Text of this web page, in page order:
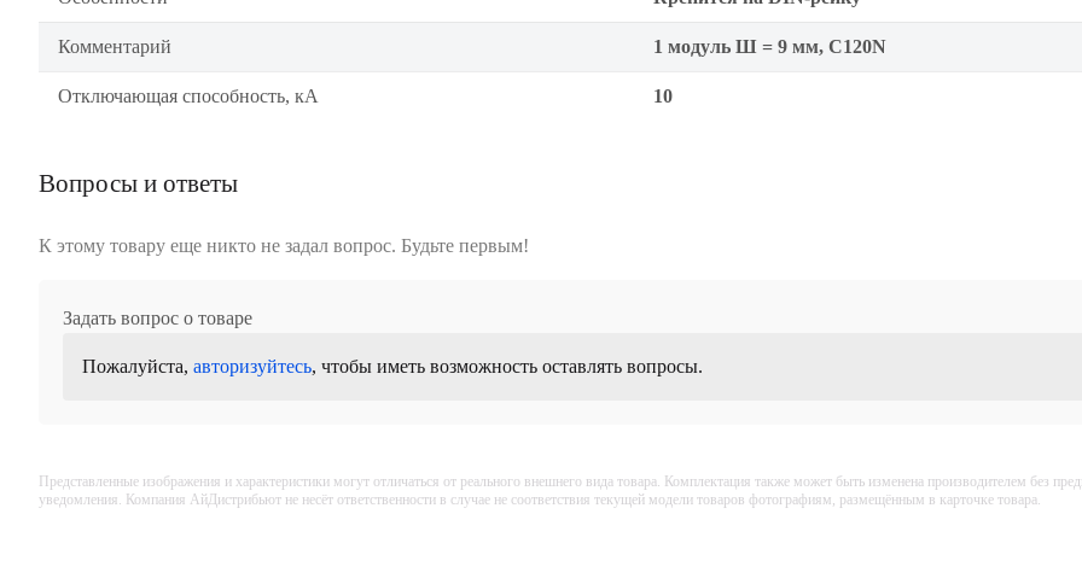
Комментарий 1 модуль Ш = 9 мм, C120N
Отключающая способность, кА 10
Вопросы и ответы
К этому товару еще никто не задал вопрос. Будьте первым!
Задать вопрос о товаре
Пожалуйста, авторизуйтесь, чтобы иметь возможность оставлять вопросы.
Представленные изображения и характеристики могут отличаться от реального внешнего вида товара. Комплектация также может быть изменена производителем без
уведомления. Компания АйДистрибьют не несёт ответственности в случае не соответствия текущей модели товаров фотографиям, размещённым в карточке товара.